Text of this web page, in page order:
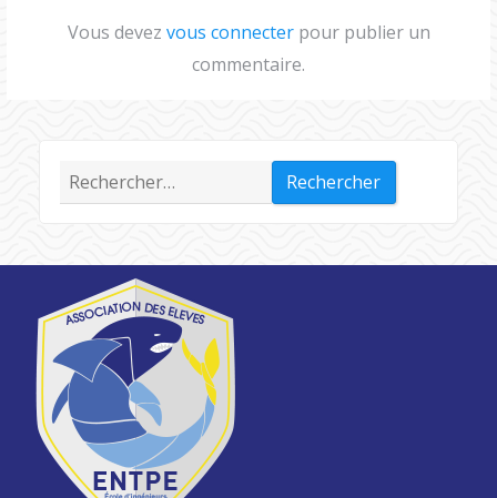
Vous devez vous connecterpour publier un
commentaire.
Rechercher :